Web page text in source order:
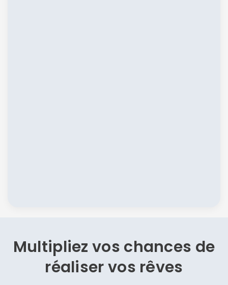
Multipliez vos chances de
réaliser vos rêves